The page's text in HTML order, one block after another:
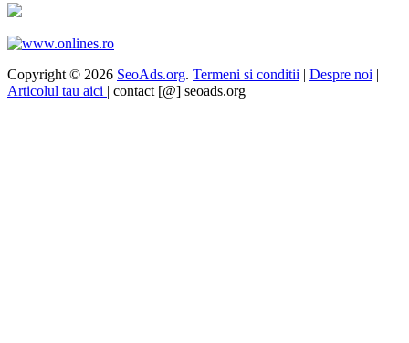
Copyright © 2026 SeoAds.org. Termeni si conditii | Despre noi |
Articolul tau aici | contact [@] seoads.org